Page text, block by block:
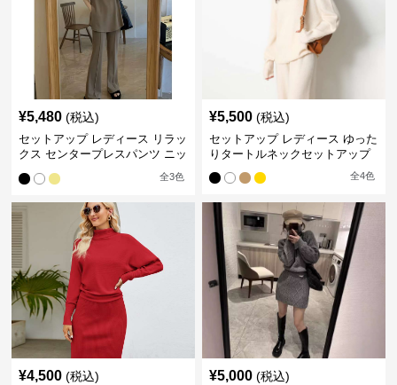
¥5,480 (税込)
セットアップ レディース リラッ
クス センタープレスパンツ ニッ
全3色
¥5,500 (税込)
セットアップ レディース ゆった
りタートルネックセットアップ
全4色
¥4,500 (税込) ¥5,000 (税込)